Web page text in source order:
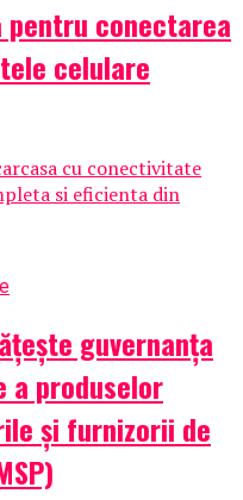
pentru conectarea
celulare
cu conectivitate
si eficienta din
guvernanța
produselor
și furnizorii de